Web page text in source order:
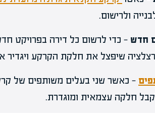
ולרישום.
חדש — כדי לרשום כל דירה בפרויקט
שיפצל את חלקת הקרקע ויגדיר
— כאשר שני בעלים משותפים של
חלקה עצמאית ומוגדרת.